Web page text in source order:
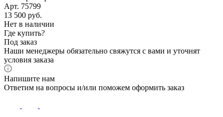
Арт. 75799
13 500 руб.
Нет в наличии
Где купить?
Под заказ
Наши менеджеры обязательно свяжутся с вами и уточнят
условия заказа
Напишите нам
Ответим на вопросы и/или поможем оформить заказ